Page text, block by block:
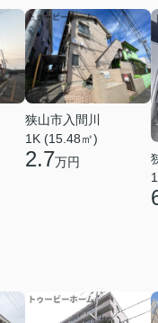
狭山市入間川
1K (15.48㎡)
2.7万円